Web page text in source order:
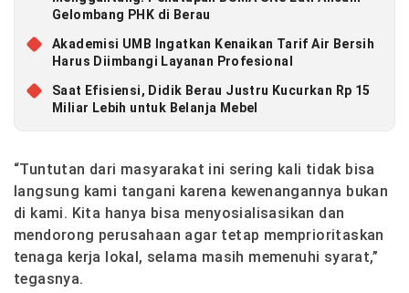
Gelombang PHK di Berau
Akademisi UMB Ingatkan Kenaikan Tarif Air Bersih
Harus Diimbangi Layanan Profesional
Saat Efisiensi, Didik Berau Justru Kucurkan Rp 15
Miliar Lebih untuk Belanja Mebel
“Tuntutan dari masyarakat ini sering kali tidak bisa
langsung kami tangani karena kewenangannya bukan
di kami. Kita hanya bisa menyosialisasikan dan
mendorong perusahaan agar tetap memprioritaskan
tenaga kerja lokal, selama masih memenuhi syarat,”
tegasnya.